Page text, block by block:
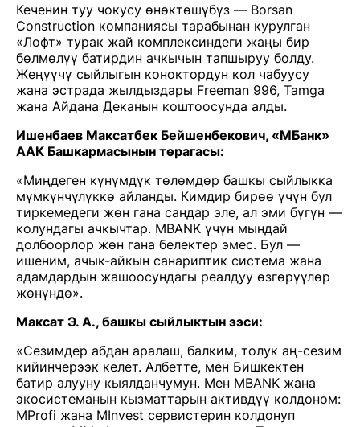
Кеченин туу чокусу өнөктөшүбүз — Borsan
Construction компаниясы тарабынан курулган
«Лофт» турак жай комплексиндеги жаңы бир
бөлмөлүү батирдин ачкычын тапшыруу болду.
Жеңүүчү сыйлыгын коноктордун кол чабуусу
жана эстрада жылдыздары Freeman 996, Tamga
жана Айдана Деканын коштоосунда алды.
Ишенбаев Максатбек Бейшенбекович, «МБанк»
ААК Башкармасынын төрагасы:
«Миңдеген күнүмдүк төлөмдөр башкы сыйлыкка
мүмкүнчүлүккө айланды. Кимдир бирөө үчүн бул
тиркемедеги жөн гана сандар эле, ал эми бүгүн —
колундагы ачкычтар. MBANK үчүн мындай
долбоорлор жөн гана белектер эмес. Бул —
ишеним, ачык-айкын санариптик система жана
адамдардын жашоосундагы реалдуу өзгөрүүлөр
жөнүндө».
Максат Э. А., башкы сыйлыктын ээси:
«Сезимдер абдан аралаш, балким, толук аң-сезим
кийинчерээк келет. Албетте, мен Бишкектен
батир алууну кыялданчумун. Мен MBANK жана
экосистеманын кызматтарын активдүү колдоном:
MProfi жана MInvest сервистерин колдонуп